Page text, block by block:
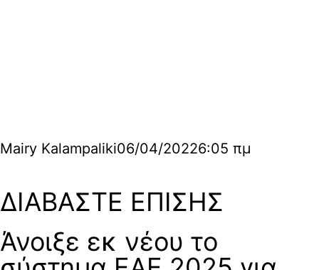
Mairy Kalampaliki06/04/20226:05 πμ
ΔΙΑΒΑΣΤΕ ΕΠΙΣΗΣ
Άνοιξε εκ νέου το